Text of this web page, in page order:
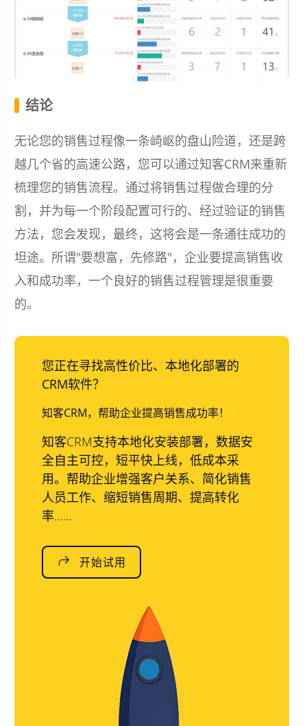
结论
无论您的销售过程像一条崎岖的盘山险道，还是跨
越几个省的高速公路，您可以通过知客CRM来重新
梳理您的销售流程。通过将销售过程做合理的分
割，并为每一个阶段配置可行的、经过验证的销售
方法，您会发现，最终，这将会是一条通往成功的
坦途。所谓"要想富，先修路"，企业要提高销售收
入和成功率，一个良好的销售过程管理是很重要
的。
您正在寻找高性价比、本地化部署的
CRM软件？
知客CRM，帮助企业提高销售成功率！
知客CRM支持本地化安装部署，数据安
全自主可控，短平快上线，低成本采
用。帮助企业增强客户关系、简化销售
人员工作、缩短销售周期、提高转化
率……
开始试用